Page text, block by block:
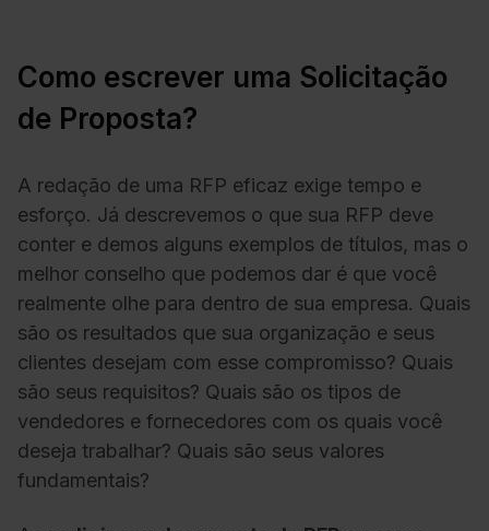
Como escrever uma Solicitação
de Proposta?
A redação de uma RFP eficaz exige tempo e
esforço. Já descrevemos o que sua RFP deve
conter e demos alguns exemplos de títulos, mas o
melhor conselho que podemos dar é que você
realmente olhe para dentro de sua empresa. Quais
são os resultados que sua organização e seus
clientes desejam com esse compromisso? Quais
são seus requisitos? Quais são os tipos de
vendedores e fornecedores com os quais você
deseja trabalhar? Quais são seus valores
fundamentais?